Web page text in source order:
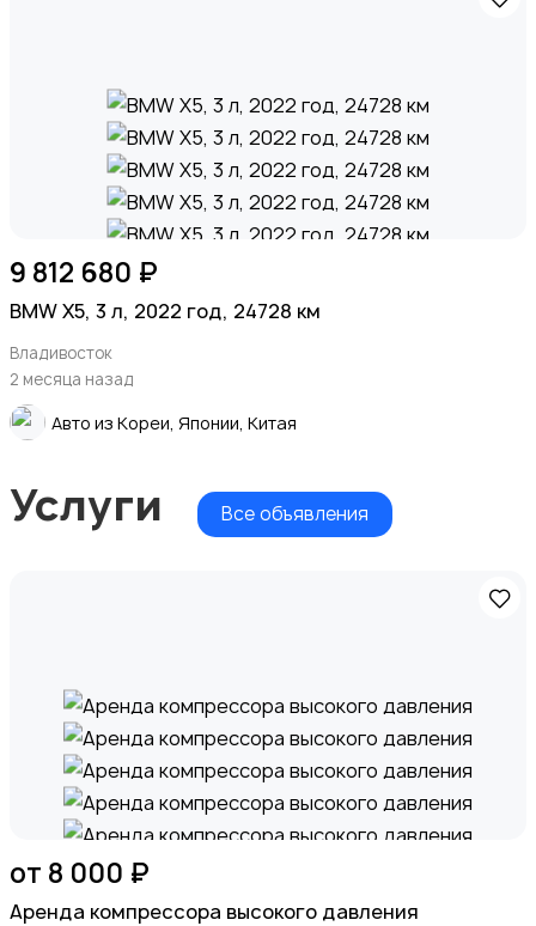
9 812 680 ₽
BMW X5, 3 л, 2022 год, 24728 км
Владивосток
2 месяца назад
Авто из Кореи, Японии, Китая
Услуги Все объявления
от 8 000 ₽
Аренда компрессора высокого давления